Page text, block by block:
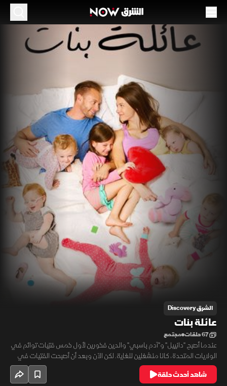
الشرق Discovery
عائلة بنات
67 حلقات مجتمع
عندما أصبح "دانييل" و"آدم باسبي" والدين فخورين لأول خمس فتيات توائم في
الولايات المتحدة، كانا منشغلين للغاية. لكن الآن وبعد أن أصبحت الفتيات في
عمر 15 شهراً، وبدأن مرحلة المشي، أصبحت الحياة في منزل عائلة "باسبي" أكثر
فوضوية من أي وقت مضى!
شاهد أحدث حلقة